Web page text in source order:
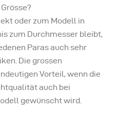
oder zum Modell in
zum Durchmesser bleibt,
Paras auch sehr
Die grossen
Vorteil, wenn die
auch bei
gewünscht wird.